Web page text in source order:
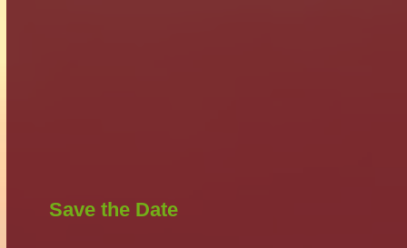
Save the Date